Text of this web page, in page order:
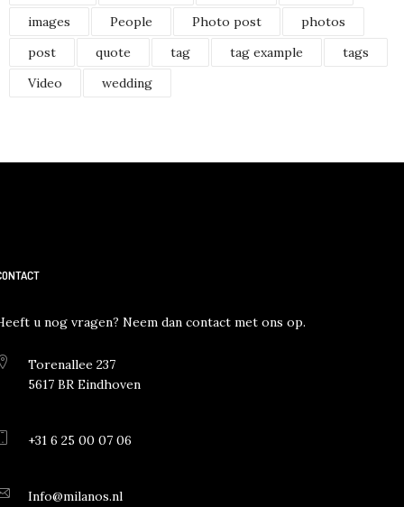
images
People Photo post
photos
post
quote tag tag example
tags
Video
wedding
u nog vragen? Neem dan contact met ons op.
Torenallee 237
5617 BR Eindhoven
+31 6 25 00 07 06
Info@milanos.nl